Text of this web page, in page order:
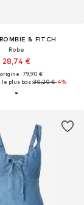
& FITCH
Robe
28,74 €
: 79,90 €
plus bas :30,20 €-4%